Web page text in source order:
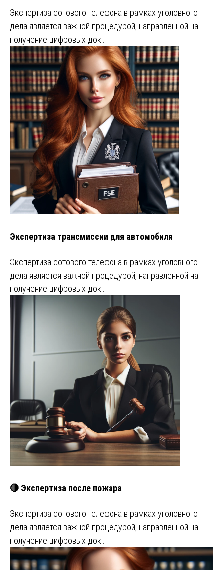
Экспертиза сотового телефона в рамках уголовного
дела является важной процедурой, направленной на
получение цифровых док…
Экспертиза трансмиссии для автомобиля
Экспертиза сотового телефона в рамках уголовного
дела является важной процедурой, направленной на
получение цифровых док…
🔴 Экспертиза после пожара
Экспертиза сотового телефона в рамках уголовного
дела является важной процедурой, направленной на
получение цифровых док…